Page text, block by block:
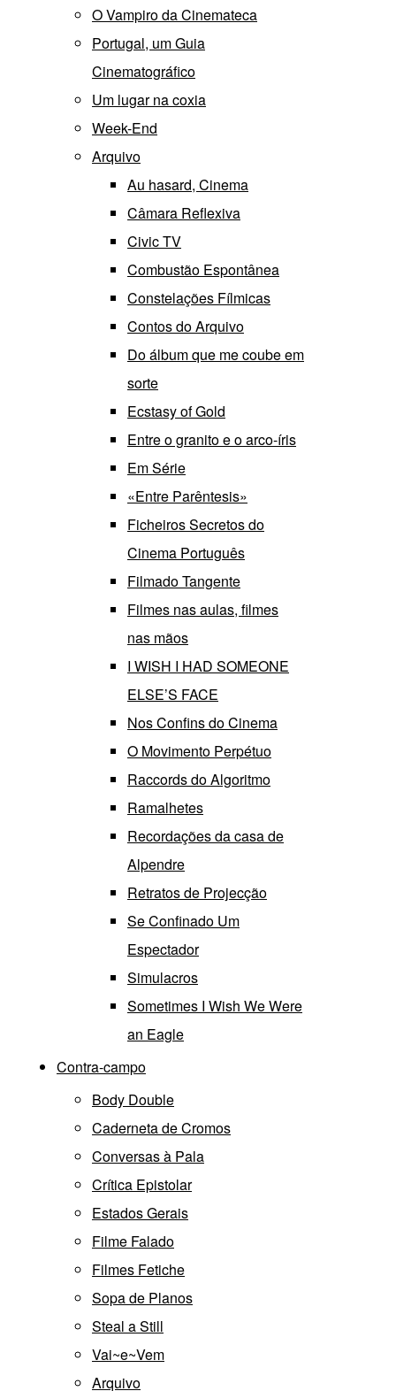
O Vampiro da Cinemateca
Portugal, um Guia
Cinematográfico
Um lugar na coxia
Week-End
Arquivo
Au hasard, Cinema
Câmara Reflexiva
Civic TV
Combustão Espontânea
Constelações Fílmicas
Contos do Arquivo
Do álbum que me coube em
sorte
Ecstasy of Gold
Entre o granito e o arco-íris
Em Série
«Entre Parêntesis»
Ficheiros Secretos do
Cinema Português
Filmado Tangente
Filmes nas aulas, filmes
nas mãos
I WISH I HAD SOMEONE
ELSE’S FACE
Nos Confins do Cinema
O Movimento Perpétuo
Raccords do Algoritmo
Ramalhetes
Recordações da casa de
Alpendre
Retratos de Projecção
Se Confinado Um
Espectador
Simulacros
Sometimes I Wish We Were
an Eagle
Contra-campo
Body Double
Caderneta de Cromos
Conversas à Pala
Crítica Epistolar
Estados Gerais
Filme Falado
Filmes Fetiche
Sopa de Planos
Steal a Still
Vai~e~Vem
Arquivo